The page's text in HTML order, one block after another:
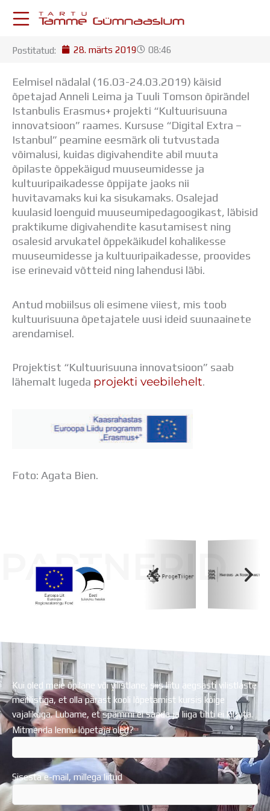
KESKKONNAD
Postkast
Drive
Tamme TV
Tamme Leht
Kooliraadio
Koorilaul
ÕPPETÖÖ
Tunniplaan
Aastaplaan
Õppekava
Ainepassid
Huviringid
Õpilastööd (UPT)
Projektid
ÜLDINFO
Sisseastumine
Dokumendid
Uudised
Toitlustamine
Virtuaaltuur
Tööpakkumised
Postitatud: 28. märts 2019 08:46
Eelmisel nädalal (16.03-24.03.2019) käisid
õpetajad Anneli Leima ja Tuuli Tomson õpirändel
Istanbulis Erasmus+ projekti “Kultuurisuuna
innovatsioon” raames. Kursuse “Digital Extra –
Istanbul” peamine eesmärk oli tutvustada
võimalusi, kuidas digivahendite abil muuta
õpilaste õppekäigud muuseumidesse ja
kultuuripaikadesse õppijate jaoks nii
huvitavamaks kui ka sisukamaks. Osalejad
kuulasid loenguid muuseumipedagoogikast, läbisid
praktikume digivahendite kasutamisest ning
osalesid arvukatel õppekäikudel kohalikesse
muuseumidesse ja kultuuripaikadesse, proovides
ise erinevaid võtteid ning lahendusi läbi.
Antud mobiilsus oli esimene viiest, mis toob
kultuurisuuna õpetajatele uusi ideid suunaainete
arendamisel.
Projektist “Kultuurisuuna innovatsioon” saab
lähemalt lugeda projekti veebilehelt.
Foto: Agata Bien.
PARTNERID
Kui oled meie õpilane või vilistlane, siis liitu aegsasti vilistlaste
meililistiga, et olla pärast kooli lõpetamist kursis kõige
vajalikuga. Lubame, et spämmi ei saada ja liiga tihti ei kirjuta.
Mitmenda lennu lõpetaja oled?
Sisesta e-mail, millega liitud